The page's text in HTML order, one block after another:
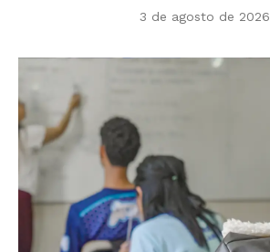
3 de agosto de 2026